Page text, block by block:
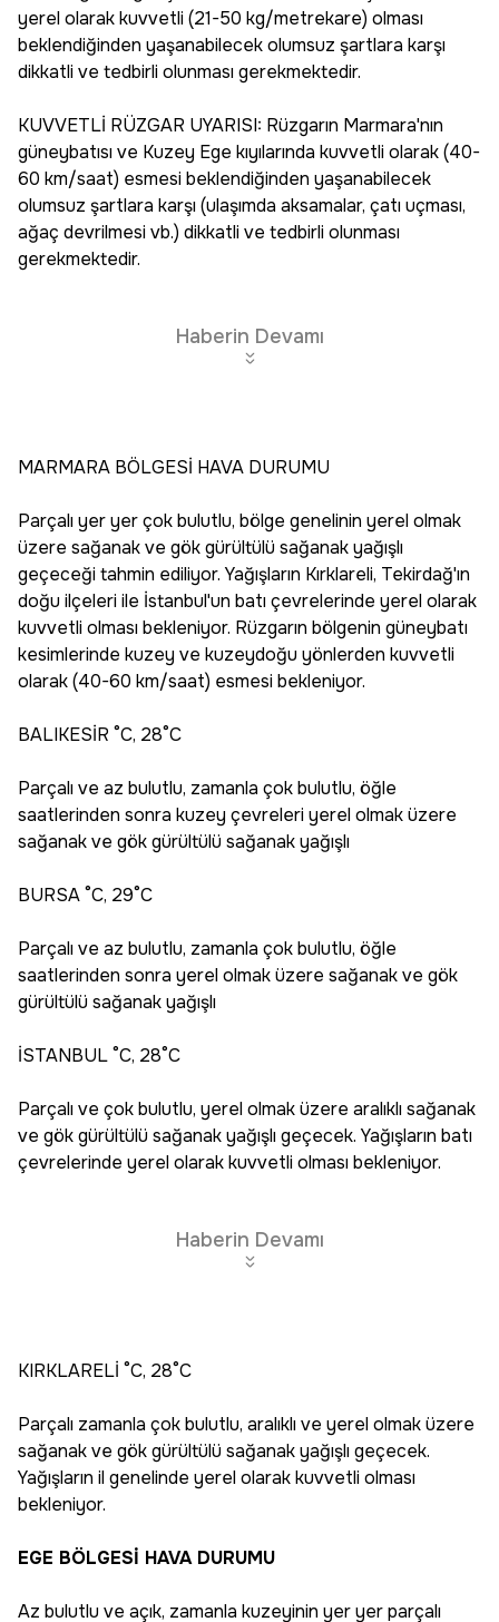
yerel olarak kuvvetli (21-50 kg/metrekare) olması
beklendiğinden yaşanabilecek olumsuz şartlara karşı
dikkatli ve tedbirli olunması gerekmektedir.
KUVVETLİ RÜZGAR UYARISI: Rüzgarın Marmara'nın
güneybatısı ve Kuzey Ege kıyılarında kuvvetli olarak (40-
60 km/saat) esmesi beklendiğinden yaşanabilecek
olumsuz şartlara karşı (ulaşımda aksamalar, çatı uçması,
ağaç devrilmesi vb.) dikkatli ve tedbirli olunması
gerekmektedir.
Haberin Devamı
MARMARA BÖLGESİ HAVA DURUMU
Parçalı yer yer çok bulutlu, bölge genelinin yerel olmak
üzere sağanak ve gök gürültülü sağanak yağışlı
geçeceği tahmin ediliyor. Yağışların Kırklareli, Tekirdağ'ın
doğu ilçeleri ile İstanbul'un batı çevrelerinde yerel olarak
kuvvetli olması bekleniyor. Rüzgarın bölgenin güneybatı
kesimlerinde kuzey ve kuzeydoğu yönlerden kuvvetli
olarak (40-60 km/saat) esmesi bekleniyor.
BALIKESİR °C, 28°C
Parçalı ve az bulutlu, zamanla çok bulutlu, öğle
saatlerinden sonra kuzey çevreleri yerel olmak üzere
sağanak ve gök gürültülü sağanak yağışlı
BURSA °C, 29°C
Parçalı ve az bulutlu, zamanla çok bulutlu, öğle
saatlerinden sonra yerel olmak üzere sağanak ve gök
gürültülü sağanak yağışlı
İSTANBUL °C, 28°C
Parçalı ve çok bulutlu, yerel olmak üzere aralıklı sağanak
ve gök gürültülü sağanak yağışlı geçecek. Yağışların batı
çevrelerinde yerel olarak kuvvetli olması bekleniyor.
Haberin Devamı
KIRKLARELİ °C, 28°C
Parçalı zamanla çok bulutlu, aralıklı ve yerel olmak üzere
sağanak ve gök gürültülü sağanak yağışlı geçecek.
Yağışların il genelinde yerel olarak kuvvetli olması
bekleniyor.
EGE BÖLGESİ HAVA DURUMU
Az bulutlu ve açık, zamanla kuzeyinin yer yer parçalı